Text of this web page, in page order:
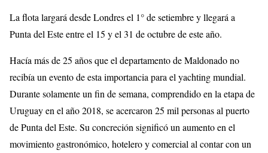
La flota largará desde Londres el 1° de setiembre y llegará a
Punta del Este entre el 15 y el 31 de octubre de este año.
Hacía más de 25 años que el departamento de Maldonado no
recibía un evento de esta importancia para el yachting mundial.
Durante solamente un fin de semana, comprendido en la etapa de
Uruguay en el año 2018, se acercaron 25 mil personas al puerto
de Punta del Este. Su concreción significó un aumento en el
movimiento gastronómico, hotelero y comercial al contar con un